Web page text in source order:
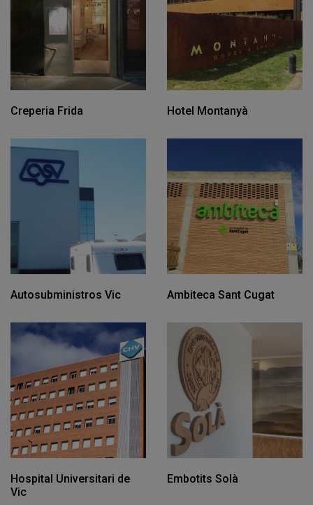
Creperia Frida Hotel Montanyà
Autosubministros Vic Ambiteca Sant Cugat
Hospital Universitari de
Vic
Embotits Solà